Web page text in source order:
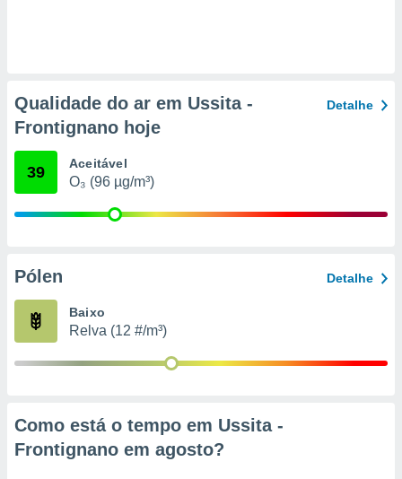
e
1199
Qualidade do ar em Ussita -
Frontignano hoje
Detalhe
39 Aceitável
O₃ (96 µg/m³)
Pólen Detalhe
Baixo
Relva (12 #/m³)
Como está o tempo em Ussita -
Frontignano em agosto?